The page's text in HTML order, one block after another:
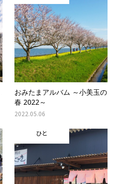
おみたまアルバム ～小美玉の
春 2022～
2022.05.06
ひと